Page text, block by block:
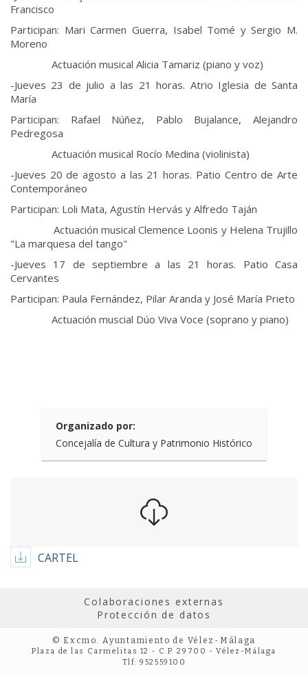
Francisco
Participan: Mari Carmen Guerra, Isabel Tomé y Sergio M.
Moreno
Actuación musical Alicia Tamariz (piano y voz)
-Jueves 23 de julio a las 21 horas. Atrio Iglesia de Santa
María
Participan: Rafael Núñez, Pablo Bujalance, Alejandro
Pedregosa
Actuación musical Rocío Medina (violinista)
-Jueves 20 de agosto a las 21 horas. Patio Centro de Arte
Contemporáneo
Participan: Loli Mata, Agustín Hervás y Alfredo Taján
Actuación musical Clemence Loonis y Helena Trujillo
"La marquesa del tango"
-Jueves 17 de septiembre a las 21 horas. Patio Casa
Cervantes
Participan: Paula Fernández, Pilar Aranda y José María Prieto
Actuación muscial Dúo Viva Voce (soprano y piano)
Organizado por:
Concejalía de Cultura y Patrimonio Histórico
CARTEL
Colaboraciones externas
Protección de datos
© Excmo. Ayuntamiento de Vélez-Málaga
Plaza de las Carmelitas 12 - C.P. 29700 - Vélez-Málaga
Tlf: 952559100